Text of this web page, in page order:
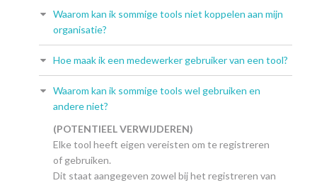
Waarom kan ik sommige tools niet koppelen aan mijn
organisatie?
Hoe maak ik een medewerker gebruiker van een tool?
Waarom kan ik sommige tools wel gebruiken en
andere niet?
(POTENTIEEL VERWIJDEREN)
Elke tool heeft eigen vereisten om te registreren
of gebruiken.
Dit staat aangegeven zowel bij het registreren van